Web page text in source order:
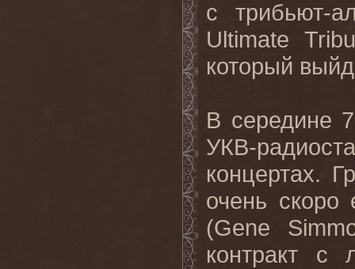
с трибьют-
Ultimate
который
В середине
УКВ-
концертах.
очень
(Gene
контракт с